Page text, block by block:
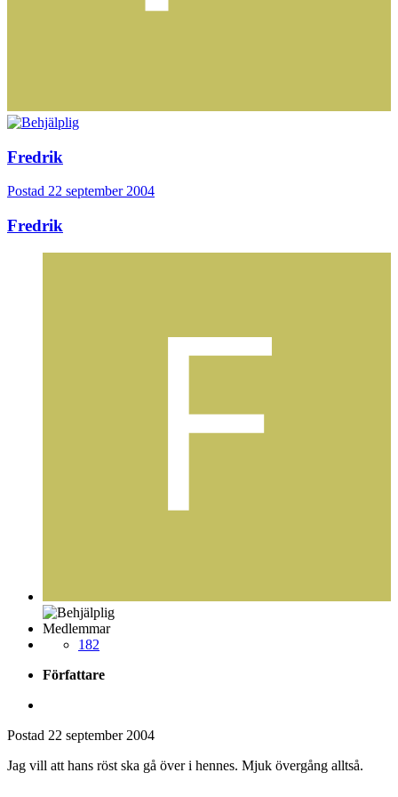
Fredrik
Postad 22 september 2004
Fredrik
Medlemmar
182
Författare
Postad 22 september 2004
Jag vill att hans röst ska gå över i hennes. Mjuk övergång alltså.